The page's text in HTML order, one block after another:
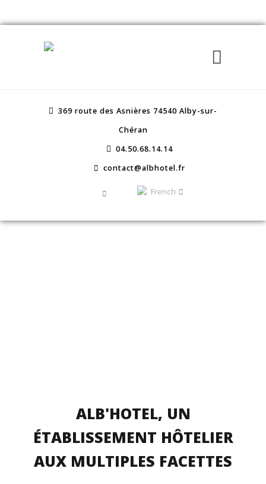
369 route des Asnières 74540 Alby-sur-
Chéran
04.50.68.14.14
contact@albhotel.fr
French
ALB'HOTEL, UN
ÉTABLISSEMENT HÔTELIER
AUX MULTIPLES FACETTES